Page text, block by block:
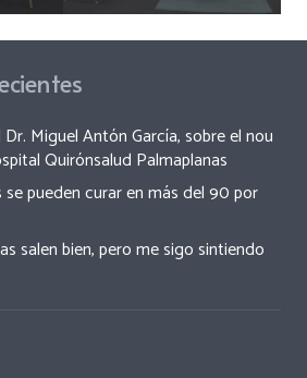
Miguel Antón García, sobre el nou
Quirónsalud Palmaplanas
se pueden curar en más del 90 por
salen bien, pero me sigo sintiendo